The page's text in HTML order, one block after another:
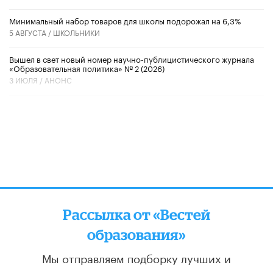
Минимальный набор товаров для школы подорожал на 6,3%
5 АВГУСТА / ШКОЛЬНИКИ
Вышел в свет новый номер научно-публицистического журнала
«Образовательная политика» № 2 (2026)
3 ИЮЛЯ / АНОНС
Рассылка от «Вестей
образования»
Мы отправляем подборку лучших и